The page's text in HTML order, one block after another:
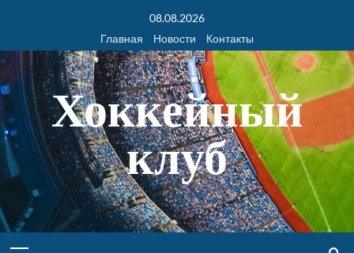
08.08.2026
Главная
Новости Контакты
Хоккейный
клуб